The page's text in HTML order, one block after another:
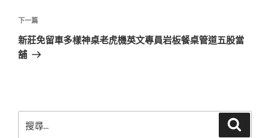
覽
章
下
一
篇
下一篇
新莊免留車多樣神桌老虎機英文專員岩板餐桌管道五股當
舖
尋